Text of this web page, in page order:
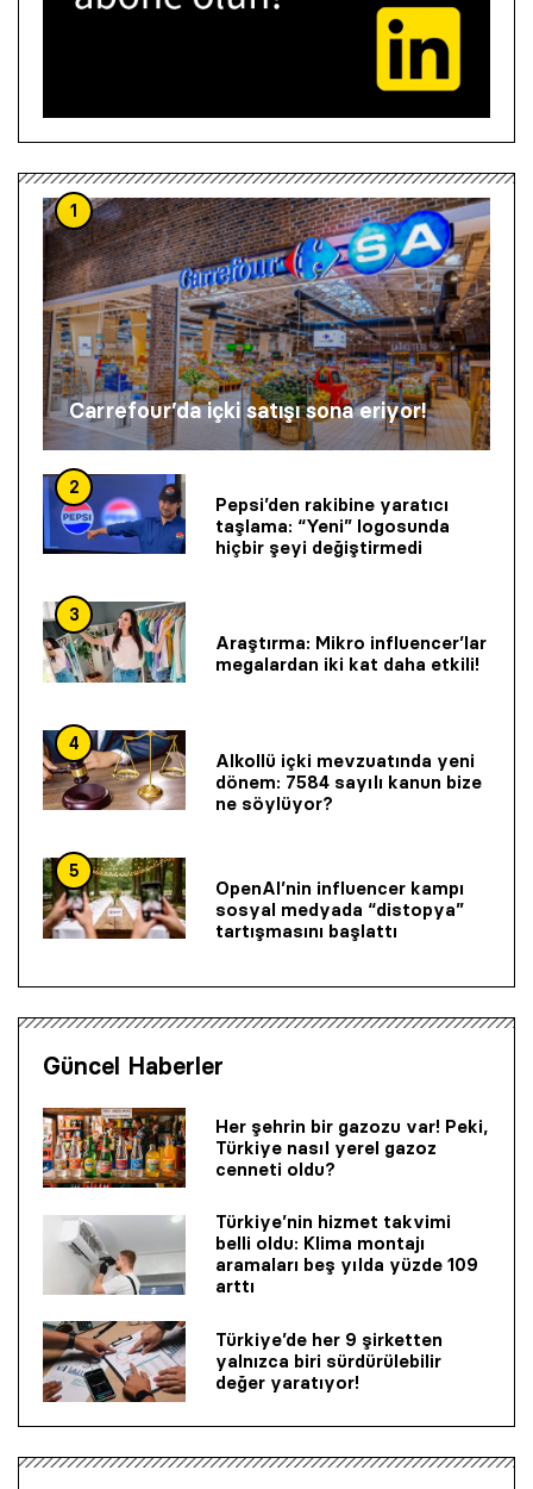
1
Carrefour’da içki satışı sona eriyor!
2
Pepsi’den rakibine yaratıcı
taşlama: “Yeni” logosunda
hiçbir şeyi değiştirmedi
3
Araştırma: Mikro influencer’lar
megalardan iki kat daha etkili!
4
Alkollü içki mevzuatında yeni
dönem: 7584 sayılı kanun bize
ne söylüyor?
5
OpenAI’nin influencer kampı
sosyal medyada “distopya”
tartışmasını başlattı
Güncel Haberler
Her şehrin bir gazozu var! Peki,
Türkiye nasıl yerel gazoz
cenneti oldu?
Türkiye’nin hizmet takvimi
belli oldu: Klima montajı
aramaları beş yılda yüzde 109
arttı
Türkiye’de her 9 şirketten
yalnızca biri sürdürülebilir
değer yaratıyor!